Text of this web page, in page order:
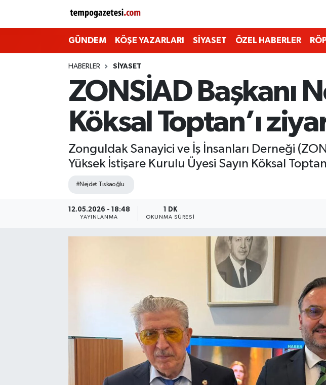
GÜNDEM KÖŞE YAZARLARI SİYASET ÖZEL HABERLER
HABERLER SIYASET
ZONSİAD Başkanı
Köksal Toptan’ı
Zonguldak Sanayici ve İş İnsanları Derneği
Yüksek İstişare Kurulu Üyesi Sayın Köksal
#Nejdet Tıskaoğlu
12.05.2026 - 18:48
YAYINLANMA
1 DK
OKUNMA SÜRESI
Zonguldak Nöbetçi Eczaneler
Zonguldak Hava Durumu
Zonguldak Namaz Vakitleri
Zonguldak Trafik Yoğunluk Haritası
Tüm Manşetler